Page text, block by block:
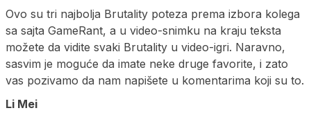
Ovo su tri najbolja Brutality poteza prema izbora kolega
sa sajta GameRant, a u video-snimku na kraju teksta
možete da vidite svaki Brutality u video-igri. Naravno,
sasvim je moguće da imate neke druge favorite, i zato
vas pozivamo da nam napišete u komentarima koji su to.
Li Mei